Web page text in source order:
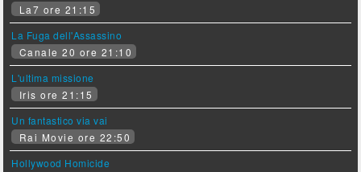
La7 ore 21:15
La Fuga dell'Assassino
Canale 20 ore 21:10
L'ultima missione
Iris ore 21:15
Un fantastico via vai
Rai Movie ore 22:50
Hollywood Homicide